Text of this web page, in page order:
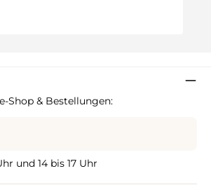
Shop & Bestellungen:
und 14 bis 17 Uhr